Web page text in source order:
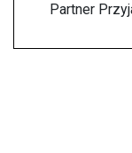
Partner